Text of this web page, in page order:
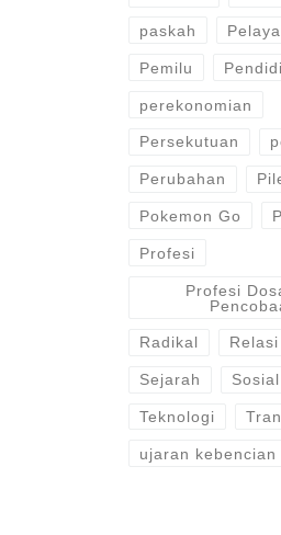
paskah
Pemilu
perekonomian
Persekutuan
Perubahan
Pokemon Go
Profesi
Profesi
Radikal Relasi
Sejarah Sosial
Teknologi
ujaran kebencian